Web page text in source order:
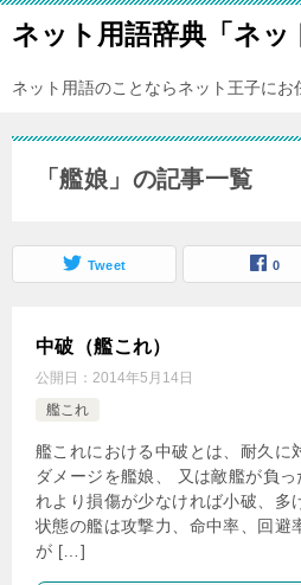
ネット用語辞典「ネッ
ネット用語のことならネット王子にお
「艦娘」の記事一覧
Tweet 0
中破（艦これ）
公開日： 2014年5月14日
艦これ
艦これにおける中破とは、耐久に
ダメージを艦娘、 又は敵艦が負
れより損傷が少なければ小破、多
状態の艦は攻撃力、命中率、回避
が […]